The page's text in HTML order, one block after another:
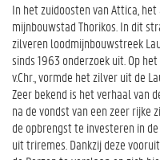
In het zuidoosten van Attica,
mijnbouwstad Thorikos. In dit
zilveren loodmijnbouwstreek
sinds 1963 onderzoek uit. Op
v.Chr., vormde het zilver uit de
Zeer bekend is het verhaal van
na de vondst van een zeer rijke
de opbrengst te investeren in
uit triremes. Dankzij deze